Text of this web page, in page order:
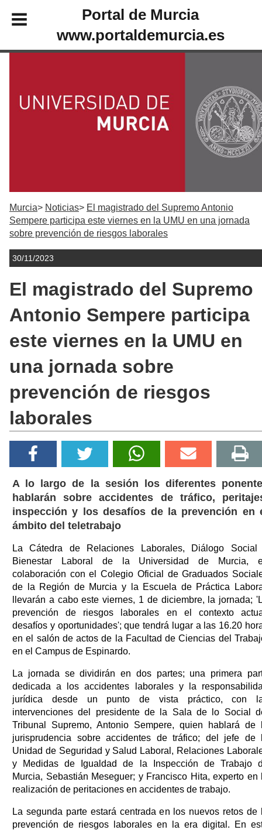
Portal de Murcia
www.portaldemurcia.es
Murcia Noticias
El magistrado del Supremo Antonio
Sempere participa este viernes en la UMU en una jornada
sobre prevención de riesgos laborales
30/11/2023
El magistrado del Supremo
Antonio Sempere participa
este viernes en la UMU en
una jornada sobre
prevención de riesgos
laborales
A lo largo de la sesión los diferentes
hablarán sobre accidentes de tráfico,
inspección y los desafíos de la prevención en
ámbito del teletrabajo
La Cátedra de Relaciones Laborales, Diálogo Social
Bienestar Laboral de la Universidad de Murcia,
colaboración con el Colegio Oficial de Graduados
de la Región de Murcia y la Escuela de Práctica
llevarán a cabo este viernes, 1 de diciembre, la jornada;
prevención de riesgos laborales en el contexto
desafíos y oportunidades'; que tendrá lugar a las 16.20
en el salón de actos de la Facultad de Ciencias del
en el Campus de Espinardo.
La jornada se dividirán en dos partes; una primera
dedicada a los accidentes laborales y la
jurídica desde un punto de vista práctico, con
intervenciones del presidente de la Sala de lo Social
Tribunal Supremo, Antonio Sempere, quien hablará de
jurisprudencia sobre accidentes de tráfico; del jefe de
Unidad de Seguridad y Salud Laboral, Relaciones
y Medidas de Igualdad de la Inspección de Trabajo
Murcia, Sebastián Meseguer; y Francisco Hita, experto en
realización de peritaciones en accidentes de trabajo.
La segunda parte estará centrada en los nuevos retos de
prevención de riesgos laborales en la era digital. En